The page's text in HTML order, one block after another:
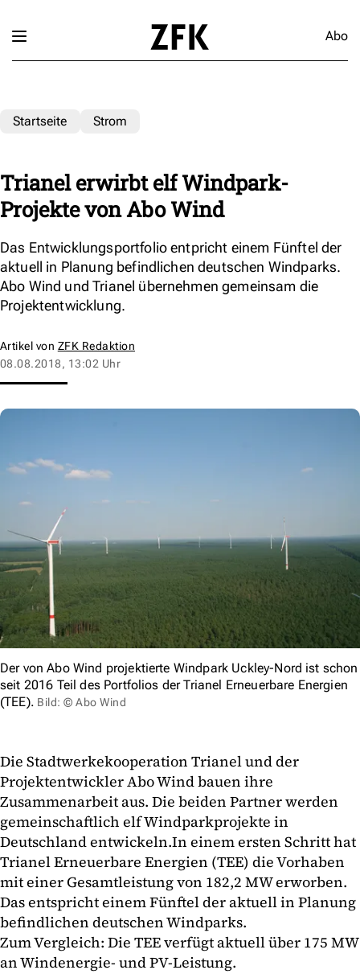
Abo
Startseite Strom
Trianel erwirbt elf Windpark-
Projekte von Abo Wind
Das Entwicklungsportfolio entpricht einem Fünftel der
aktuell in Planung befindlichen deutschen Windparks.
Abo Wind und Trianel übernehmen gemeinsam die
Projektentwicklung.
Artikel von ZFK Redaktion
08.08.2018, 13:02 Uhr
Der von Abo Wind projektierte Windpark Uckley-Nord ist schon
seit 2016 Teil des Portfolios der Trianel Erneuerbare Energien
(TEE). Bild: © Abo Wind
Die Stadtwerkekooperation Trianel und der
Projektentwickler Abo Wind bauen ihre
Zusammenarbeit aus. Die beiden Partner werden
gemeinschaftlich elf Windparkprojekte in
Deutschland entwickeln.In einem ersten Schritt hat
Trianel Erneuerbare Energien (TEE) die Vorhaben
mit einer Gesamtleistung von 182,2 MW erworben.
Das entspricht einem Fünftel der aktuell in Planung
befindlichen deutschen Windparks.
Zum Vergleich: Die TEE verfügt aktuell über 175 MW
an Windenergie- und PV-Leistung.